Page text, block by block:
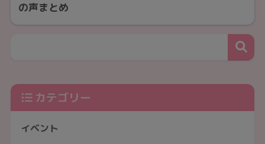
の声まとめ
カテゴリー
イベント